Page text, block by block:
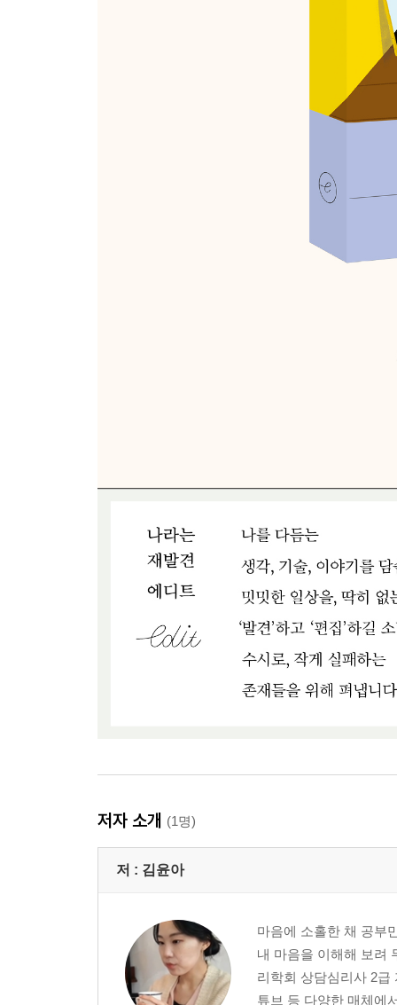
저자 소개 (1명)
저 : 김윤아
마음에 소홀한 채 공부
내 마음을 이해해 보려
리학회 상담심리사 2급
튜브 등 다양한 매체에